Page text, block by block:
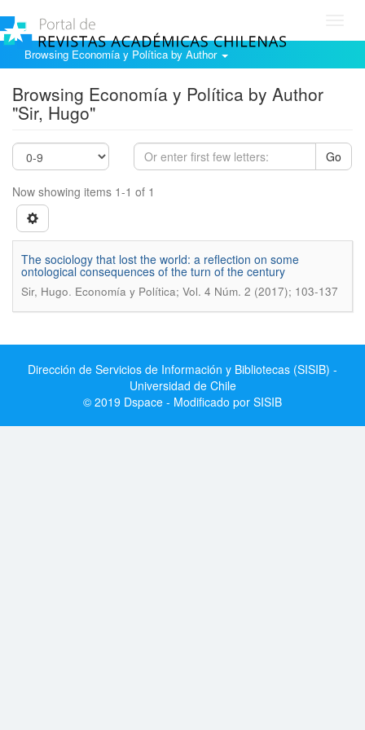
Browsing Economía y Política by Author
Browsing Economía y Política by Author
"Sir, Hugo"
Go
Now showing items 1-1 of 1
The sociology that lost the world: a reflection on some
ontological consequences of the turn of the century
Sir, Hugo. Economía y Política; Vol. 4 Núm. 2 (2017); 103-137
Dirección de Servicios de Información y Bibliotecas (SISIB) -
Universidad de Chile
© 2019 Dspace - Modificado por SISIB